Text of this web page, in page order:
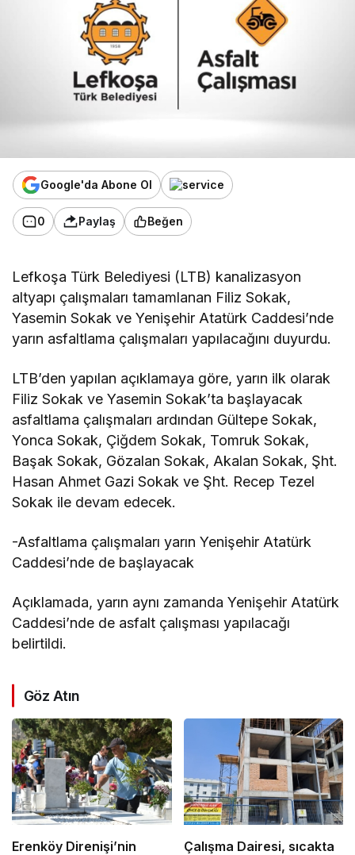
Google'da Abone Ol
0 Paylaş Beğen
Lefkoşa Türk Belediyesi (LTB) kanalizasyon
altyapı çalışmaları tamamlanan Filiz Sokak,
Yasemin Sokak ve Yenişehir Atatürk Caddesi’nde
yarın asfaltlama çalışmaları yapılacağını duyurdu.
LTB’den yapılan açıklamaya göre, yarın ilk olarak
Filiz Sokak ve Yasemin Sokak’ta başlayacak
asfaltlama çalışmaları ardından Gültepe Sokak,
Yonca Sokak, Çiğdem Sokak, Tomruk Sokak,
Başak Sokak, Gözalan Sokak, Akalan Sokak, Şht.
Hasan Ahmet Gazi Sokak ve Şht. Recep Tezel
Sokak ile devam edecek.
-Asfaltlama çalışmaları yarın Yenişehir Atatürk
Caddesi’nde de başlayacak
Açıklamada, yarın aynı zamanda Yenişehir Atatürk
Caddesi’nde de asfalt çalışması yapılacağı
belirtildi.
Göz Atın
Erenköy Direnişi’nin
Çalışma Dairesi, sıcakta